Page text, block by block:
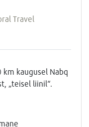
Travel
km kaugusel Nabq
„teisel liinil“.